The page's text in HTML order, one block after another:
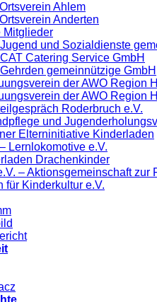
Ortsverein Ahlem
Ortsverein Anderten
Mitglieder
und Sozialdienste
Catering Service GmbH
gemeinnützige GmbH
der AWO Region
der AWO Region
Roderbruch e.V.
und
Elterninitiative Kinderladen
Lernlokomotive e.V.
Drachenkinder
– Aktionsgemeinschaft zur
für Kinderkultur e.V.